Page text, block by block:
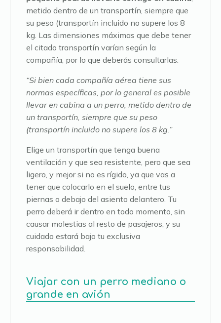
metido dentro de un transportín, siempre que
su peso (transportín incluido no supere los 8
kg. Las dimensiones máximas que debe tener
el citado transportín varían según la
compañía, por lo que deberás consultarlas.
“Si bien cada compañía aérea tiene sus
normas específicas, por lo general es posible
llevar en cabina a un perro, metido dentro de
un transportín, siempre que su peso
(transportín incluido no supere los 8 kg.”
Elige un transportín que tenga buena
ventilación y que sea resistente, pero que sea
ligero, y mejor si no es rígido, ya que vas a
tener que colocarlo en el suelo, entre tus
piernas o debajo del asiento delantero. Tu
perro deberá ir dentro en todo momento, sin
causar molestias al resto de pasajeros, y su
cuidado estará bajo tu exclusiva
responsabilidad.
Viajar con un perro mediano o
grande en avión